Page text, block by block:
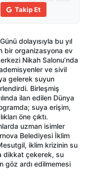
Takip Et
dolayısıyla bu yıl
bir organizasyona ev
Nikah Salonu’nda
ve sivil
gelerek suyun
Birleşmiş
ilan edilen Dünya
suya erişim,
öne çıktı.
uzman isimler
Belediyesi İklim
iklim krizinin su
dikkat çekerek, su
göz ardı edilmemesi